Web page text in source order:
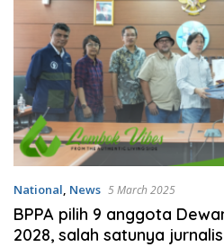
National, News 5 March 2025
BPPA pilih 9 anggota
2028, salah satunya